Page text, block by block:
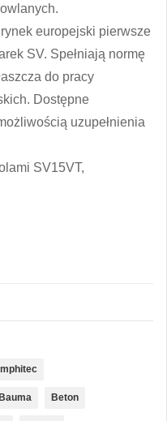
europejski pierwsze
SV. Spełniają normę
do pracy
Dostępne
uzupełnienia
SV15VT,
Beton